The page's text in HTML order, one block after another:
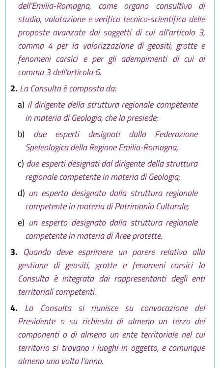
dell’Emilia-Romagna, come organo consultivo di
studio, valutazione e verifica tecnico-scientifica delle
proposte avanzate dai soggetti di cui all'articolo 3,
comma 4 per la valorizzazione di geositi, grotte e
fenomeni carsici e per gli adempimenti di cui al
comma 3 dell'articolo 6.
2. La Consulta è composta da:
a) il dirigente della struttura regionale competente
in materia di Geologia, che la presiede;
b)
due esperti designati dalla Federazione
Speleologica della Regione Emilia-Romagna;
c) due esperti designati dal dirigente della struttura
regionale competente in materia di Geologia;
d) un esperto designato dalla struttura regionale
competente in materia di Patrimonio Culturale;
e) un esperto designato dalla struttura regionale
competente in materia di Aree protette.
3. Quando deve esprimere un parere relativo alla
gestione di geositi, grotte e fenomeni carsici la
Consulta è integrata dai rappresentanti degli enti
territoriali competenti.
4. La Consulta si riunisce su convocazione del
Presidente o su richiesta di almeno un terzo dei
componenti o di almeno un ente territoriale nel cui
territorio si trovano i luoghi in oggetto, e comunque
almeno una volta l’anno.